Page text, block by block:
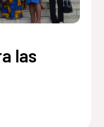
las